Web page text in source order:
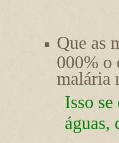
Que as
000% o
malária
Isso
águas,